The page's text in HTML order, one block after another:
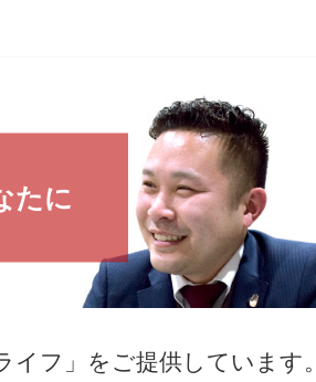
たに
フ」をご提供しています。